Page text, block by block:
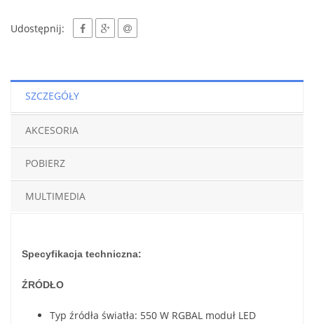
Udostępnij:
SZCZEGÓŁY
AKCESORIA
POBIERZ
MULTIMEDIA
Specyfikacja techniczna:
ŹRÓDŁO
Typ źródła światła: 550 W RGBAL moduł LED